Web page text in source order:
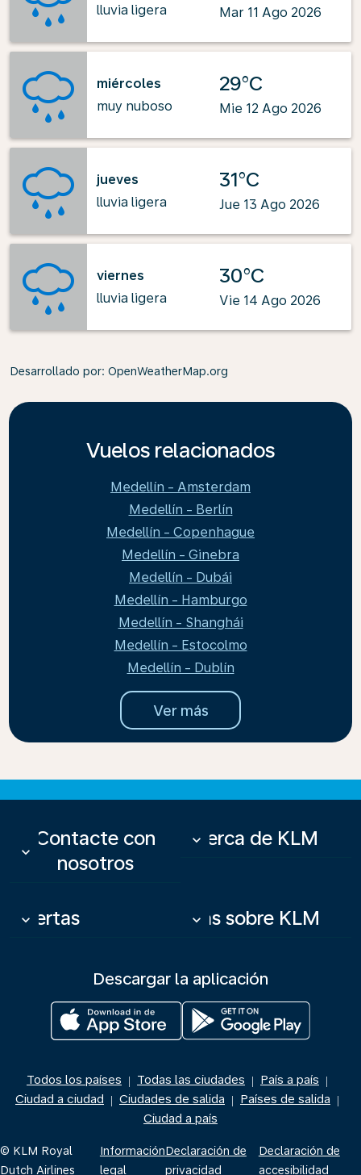
lluvia ligera
Mar 11 Ago 2026
miércoles
muy nuboso
29°C
Mie 12 Ago 2026
jueves
lluvia ligera
31°C
Jue 13 Ago 2026
viernes
lluvia ligera
30°C
Vie 14 Ago 2026
Desarrollado por: OpenWeatherMap.org
Vuelos relacionados
Medellín - Amsterdam
Medellín - Berlín
Medellín - Copenhague
Medellín - Ginebra
Medellín - Dubái
Medellín - Hamburgo
Medellín - Shanghái
Medellín - Estocolmo
Medellín - Dublín
Ver más
Contacte con
nosotros
keyboard_arrow_down
Acerca de KLM
keyboard_arrow_down
Ofertas
keyboard_arrow_down Más sobre KLM
keyboard_arrow_down
Descargar la aplicación
Todos los países | Todas las ciudades | País a país |
Ciudad a ciudad | Ciudades de salida | Países de salida |
Ciudad a país
© KLM Royal
Dutch Airlines
Información
legal
Declaración de
privacidad
Declaración de
accesibilidad